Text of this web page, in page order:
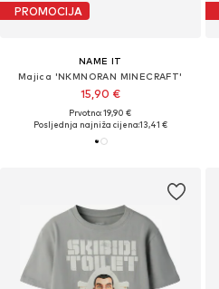
PROMOCIJA
NAME IT
Majica 'NKMNORAN MINECRAFT'
15,90 €
Prvotno: 19,90 €
Posljednja najniža cijena:13,41 €